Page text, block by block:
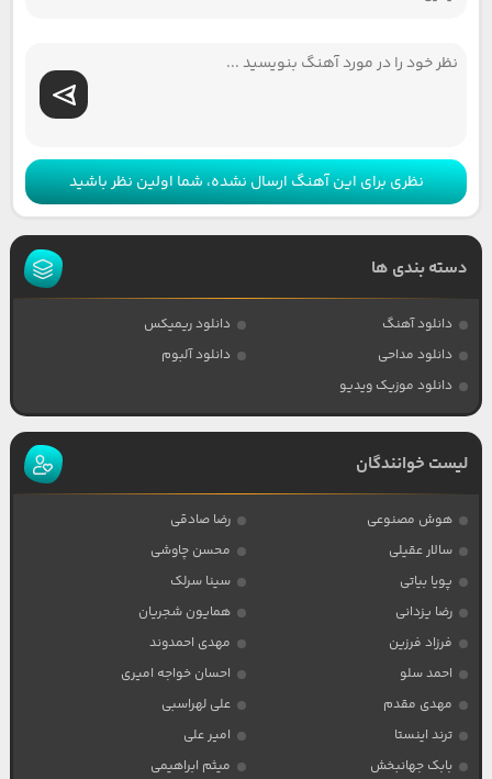
نظری برای این آهنگ ارسال نشده، شما اولین نظر باشید
دسته بندی ها
دانلود آهنگ
دانلود ریمیکس
دانلود مداحی
دانلود آلبوم
دانلود موزیک ویدیو
لیست خوانندگان
هوش مصنوعی
رضا صادقی
سالار عقیلی
محسن چاوشی
پویا بیاتی
سینا سرلک
رضا یزدانی
همایون شجریان
فرزاد فرزین
مهدی احمدوند
احمد سلو
احسان خواجه امیری
مهدی مقدم
علی لهراسبی
ترند اینستا
امیر علی
بابک جهانبخش
میثم ابراهیمی